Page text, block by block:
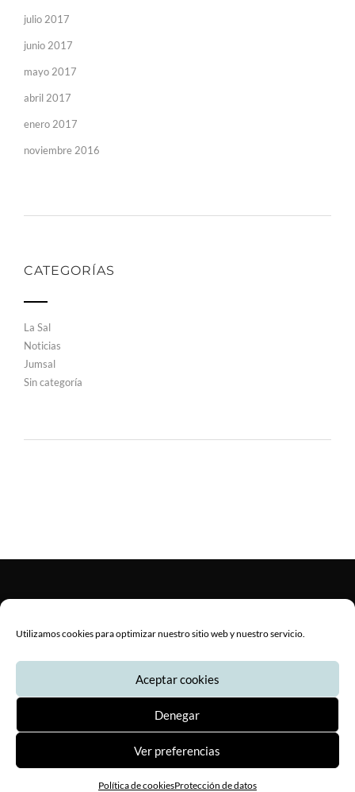
Utilizamos cookies para optimizar nuestro sitio web y nuestro servicio.
Aceptar cookies
Denegar
Ver preferencias
Política de cookiesProtección de datos
julio 2017
junio 2017
mayo 2017
abril 2017
enero 2017
noviembre 2016
CATEGORÍAS
La Sal
Noticias
Jumsal
Sin categoría
© Copyright 2020 Jumsal S.A. -Protección de datos
Política de cookiesDocumentos-Canal de denuncias